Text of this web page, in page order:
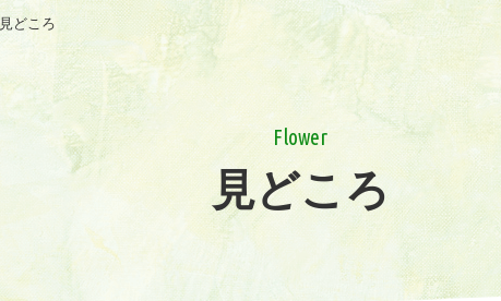
見どころ
Flower
見どころ